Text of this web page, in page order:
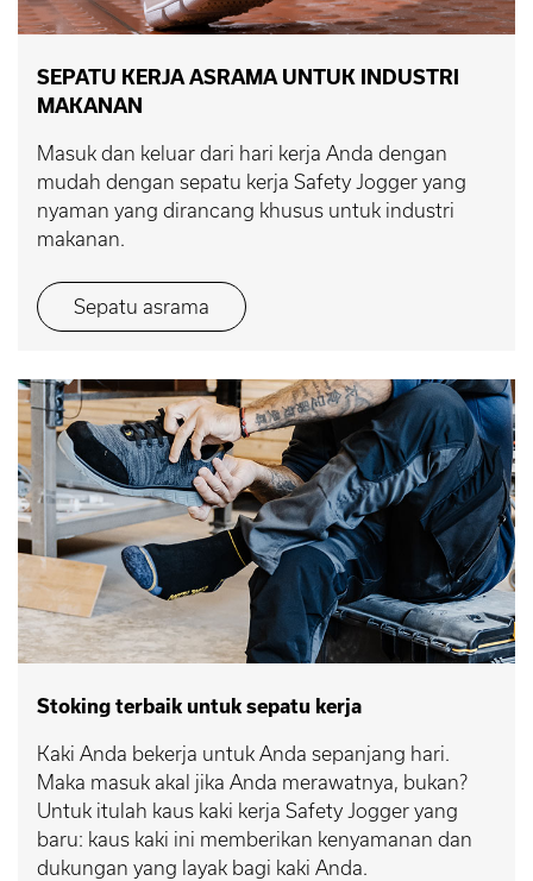
SEPATU KERJA ASRAMA UNTUK INDUSTRI
MAKANAN
Masuk dan keluar dari hari kerja Anda dengan
mudah dengan sepatu kerja Safety Jogger yang
nyaman yang dirancang khusus untuk industri
makanan.
Sepatu asrama
Stoking terbaik untuk sepatu kerja
Kaki Anda bekerja untuk Anda sepanjang hari.
Maka masuk akal jika Anda merawatnya, bukan?
Untuk itulah kaus kaki kerja Safety Jogger yang
baru: kaus kaki ini memberikan kenyamanan dan
dukungan yang layak bagi kaki Anda.